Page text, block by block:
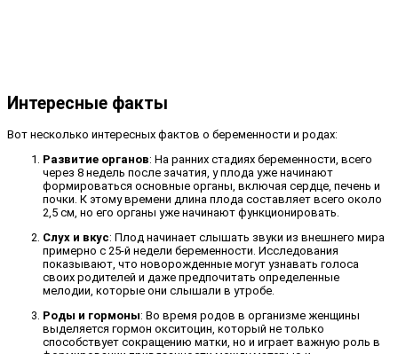
Интересные факты
Вот несколько интересных фактов о беременности и родах:
Развитие органов: На ранних стадиях беременности, всего
через 8 недель после зачатия, у плода уже начинают
формироваться основные органы, включая сердце, печень и
почки. К этому времени длина плода составляет всего около
2,5 см, но его органы уже начинают функционировать.
Слух и вкус: Плод начинает слышать звуки из внешнего мира
примерно с 25-й недели беременности. Исследования
показывают, что новорожденные могут узнавать голоса
своих родителей и даже предпочитать определенные
мелодии, которые они слышали в утробе.
Роды и гормоны: Во время родов в организме женщины
выделяется гормон окситоцин, который не только
способствует сокращению матки, но и играет важную роль в